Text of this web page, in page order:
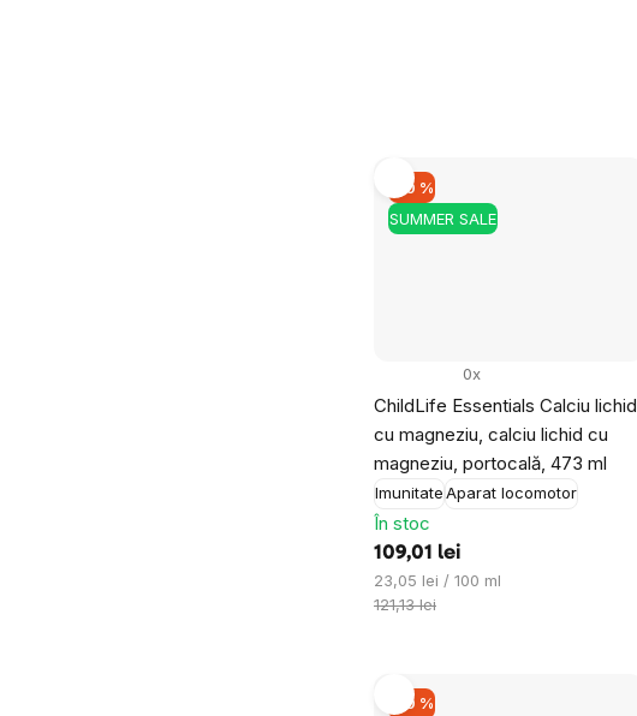
SUMMER SALE
–10 %
ChildLife Essentials Calciu lichid
cu magneziu, calciu lichid cu
magneziu, portocală, 473 ml
ImunitateAparat locomotor
0x
În stoc
109,01 lei
Evaluare
preţ:
23,05 lei / 100 ml
121,13 lei
–10 %